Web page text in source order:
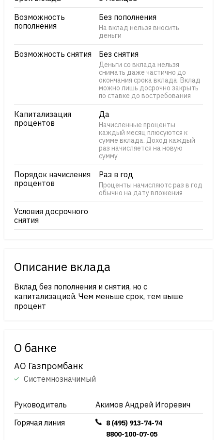
Возможность
пополнения
Без пополнения
На вклад нельзя вносить
деньги
Возможность снятия Без снятия
Деньги со вклада нельзя
снимать даже частично до
окончания срока вклада. Вклад
можно лишь досрочно закрыть
по ставке до востребования
Капитализация
процентов
Да
Начисленные проценты
каждый месяц плюсуются к
сумме вклада. Доход каждый
раз начисляется на новую
сумму
Порядок начисления
процентов
Раз в год
Проценты начисляютс раз в год
обычно на дату вложения
Условия досрочного
снятия
Описание вклада
Вклад без пополнения и снятия, но с
капитализацией. Чем меньше срок, тем выше
процент
О банке
АО Газпромбанк
Системнозначимый
Руководитель
Акимов Андрей Игоревич
Горячая линия
8 (495) 913-74-74
8800-100-07-05